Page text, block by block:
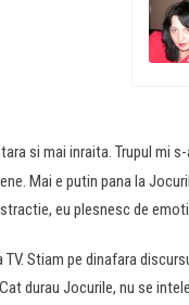
si mai inraita. Trupul mi
Mai e putin pana la
eu plesnesc de
Stiam pe dinafara
durau Jocurile, nu se